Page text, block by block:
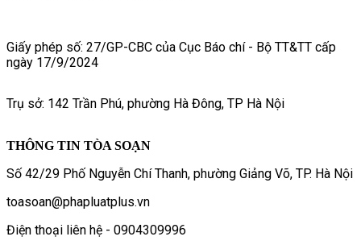
Giấy phép số: 27/GP-CBC của Cục Báo chí - Bộ TT&TT cấp
ngày 17/9/2024
Trụ sở: 142 Trần Phú, phường Hà Đông, TP Hà Nội
THÔNG TIN TÒA SOẠN
Số 42/29 Phố Nguyễn Chí Thanh, phường Giảng Võ, TP. Hà Nội
toasoan@phapluatplus.vn
Điện thoại liên hệ - 0904309996